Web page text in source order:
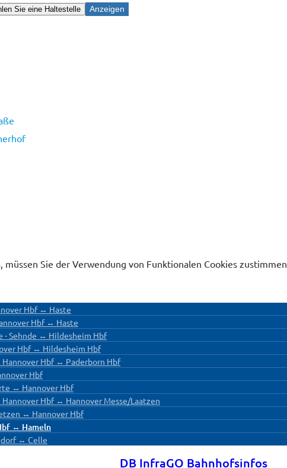
Sie eine Haltestelle Anzeigen
Sie der Verwendung von Funktionalen Cookies zustimmen.
Hbf ↔ Haste
Hbf ↔ Haste
- Sehnde ↔ Hildesheim Hbf
Hbf ↔ Hildesheim Hbf
Hbf ↔ Paderborn Hbf
Hbf
↔ Hannover Hbf
Hbf ↔ Hannover Messe/Laatzen
↔ Hannover Hbf
↔ Hameln
↔ Celle
DB InfraGO Bahnhofsinfos